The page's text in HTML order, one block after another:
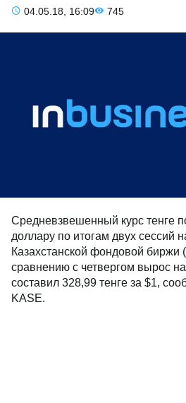
04.05.18, 16:09 745
Средневзвешенный курс тенге
доллару по итогам двух сессий
Казахстанской фондовой биржи
сравнению с четвергом вырос
составил 328,99 тенге за $1,
KASE.